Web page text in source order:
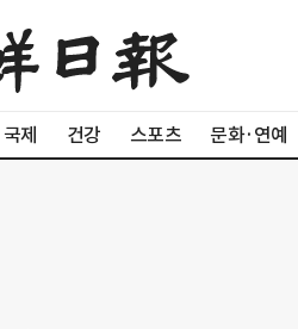
국제 건강 스포츠 문화·연예